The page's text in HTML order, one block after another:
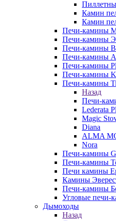
Камин
Камин
Печи-камины
Печи-камины
Печи-камины
Печи-камины
Печи-камины
Печи-камины
Печи-камины
Назад
Печи-
Lederata
Magic
Diana
ALMA
Nora
Печи-камины
Печи-камины
Печи камины
Камины
Печи-камины
Угловые печи-
Дымоходы
Назад